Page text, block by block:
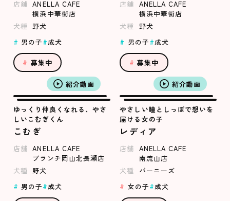
店舗 ANELLA CAFE
横浜中華街店
犬種
野犬
男の子
成犬
募集中
店舗 ANELLA CAFE
横浜中華街店
犬種
野犬
男の子
成犬
募集中
紹介動画
ゆっくり仲良くなれる、やさ
しいこむぎくん
こむぎ
店舗 ANELLA CAFE
ブランチ岡山北長瀬店
犬種
野犬
男の子
成犬
紹介動画
やさしい瞳としっぽで想いを
届ける女の子
レディア
店舗 ANELLA CAFE
南流山店
犬種
バーニーズ
女の子
成犬